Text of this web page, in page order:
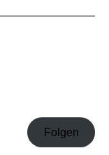
Folgen